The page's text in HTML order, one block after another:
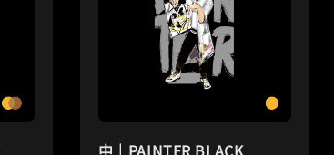
中｜PAINTER BLACK